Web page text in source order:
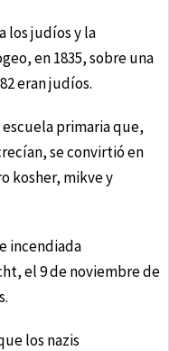
los judíos y la
en 1835, sobre una
eran judíos.
primaria que,
se convirtió en
kosher, mikve y
incendiada
el 9 de noviembre de
los nazis